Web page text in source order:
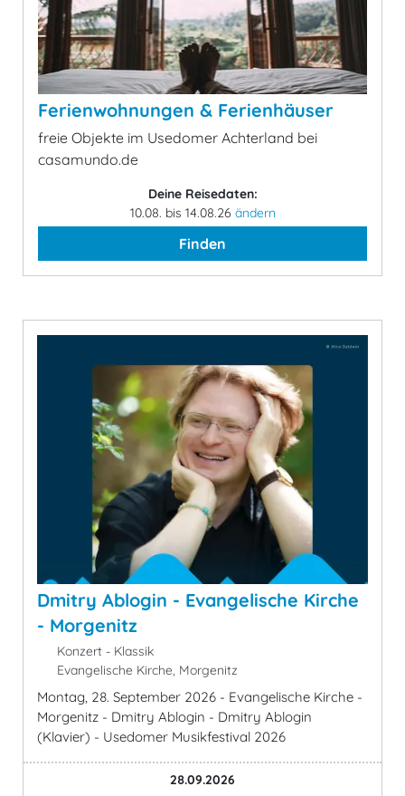
Ferienwohnungen & Ferienhäuser
freie Objekte im Usedomer Achterland bei
casamundo.de
Deine Reisedaten:
10.08. bis 14.08.26 ändern
Finden
Dmitry Ablogin - Evangelische Kirche
- Morgenitz
Konzert - Klassik
Evangelische Kirche, Morgenitz
Montag, 28. September 2026 - Evangelische Kirche -
Morgenitz - Dmitry Ablogin - Dmitry Ablogin
(Klavier) - Usedomer Musikfestival 2026
28.09.2026